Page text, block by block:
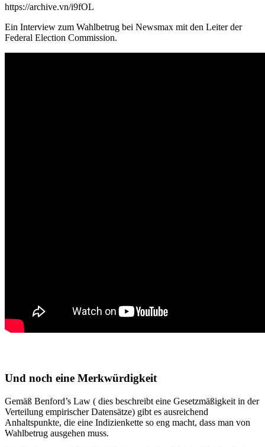
https://archive.vn/i9fOL
Ein Interview zum Wahlbetrug bei Newsmax mit den Leiter der
Federal Election Commission.
Und noch eine Merkwürdigkeit
Gemäß Benford’s Law ( dies beschreibt eine Gesetzmäßigkeit in der
Verteilung empirischer Datensätze) gibt es ausreichend
Anhaltspunkte, die eine Indizienkette so eng macht, dass man von
Wahlbetrug ausgehen muss.